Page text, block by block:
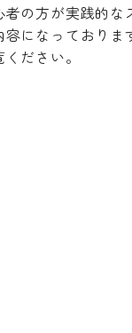
者の方が実践的
容になっており
ください。